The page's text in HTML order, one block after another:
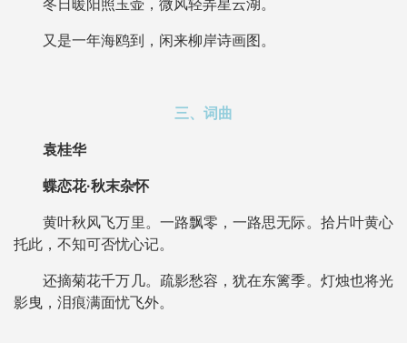
冬日暖阳照玉壶，微风轻弄星云湖。
又是一年海鸥到，闲来柳岸诗画图。
三、词曲
袁桂华
蝶恋花·秋末杂怀
黄叶秋风飞万里。一路飘零，一路思无际。拾片叶黄心
托此，不知可否忧心记。
还摘菊花千万几。疏影愁容，犹在东篱季。灯烛也将光
影曳，泪痕满面忧飞外。